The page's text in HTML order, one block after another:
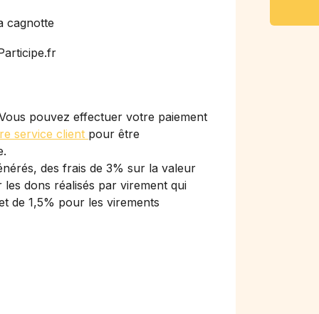
cagnotte
pouvez effectuer votre paiement
service client pour être
des frais de 3% sur la valeur
dons réalisés par virement qui
de 1,5% pour les virements